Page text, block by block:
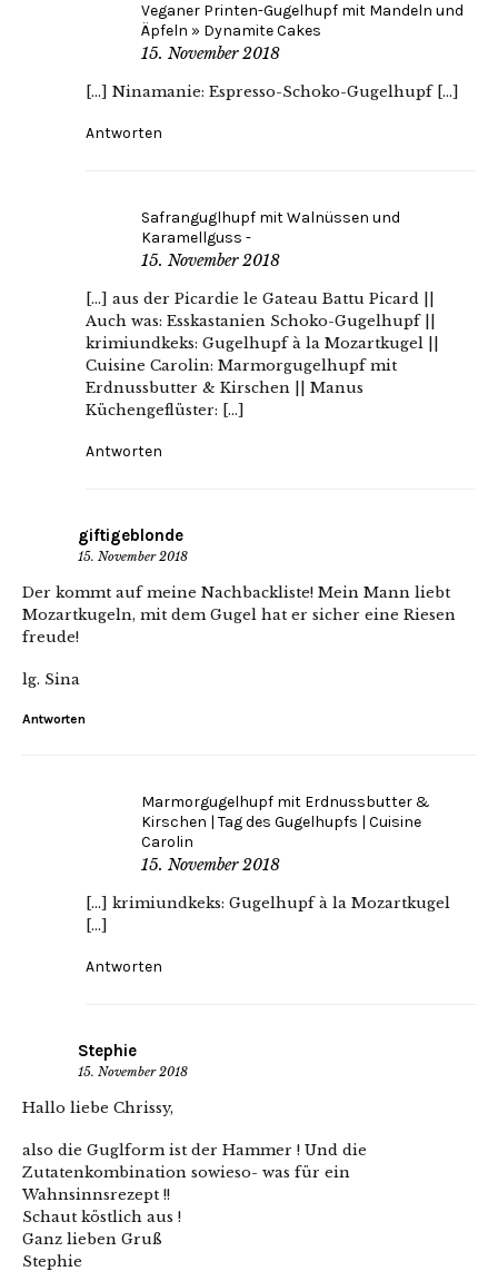
Veganer Printen-Gugelhupf mit Mandeln und
Äpfeln » Dynamite Cakes
15. November 2018
[…] Ninamanie: Espresso-Schoko-Gugelhupf […]
Antworten
Safranguglhupf mit Walnüssen und
Karamellguss -
15. November 2018
[…] aus der Picardie le Gateau Battu Picard ||
Auch was: Esskastanien Schoko-Gugelhupf ||
krimiundkeks: Gugelhupf à la Mozartkugel ||
Cuisine Carolin: Marmorgugelhupf mit
Erdnussbutter & Kirschen || Manus
Küchengeflüster: […]
Antworten
giftigeblonde
15. November 2018
Der kommt auf meine Nachbackliste! Mein Mann liebt
Mozartkugeln, mit dem Gugel hat er sicher eine Riesen
freude!
lg. Sina
Antworten
Marmorgugelhupf mit Erdnussbutter &
Kirschen | Tag des Gugelhupfs | Cuisine
Carolin
15. November 2018
[…] krimiundkeks: Gugelhupf à la Mozartkugel
[…]
Antworten
Stephie
15. November 2018
Hallo liebe Chrissy,
also die Guglform ist der Hammer ! Und die
Zutatenkombination sowieso- was für ein
Wahnsinnsrezept !!
Schaut köstlich aus !
Ganz lieben Gruß
Stephie